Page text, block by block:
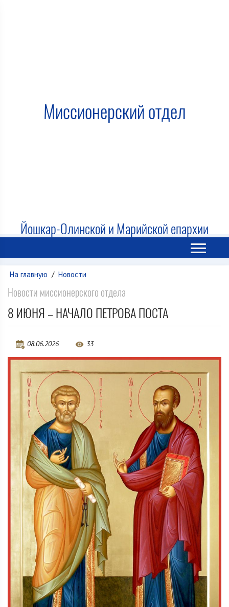
Миссионерский отдел
Йошкар-Олинской и Марийской епархии
На главную / Новости
Новости миссионерского отдела
8 ИЮНЯ – НАЧАЛО ПЕТРОВА ПОСТА
08.06.2026 33